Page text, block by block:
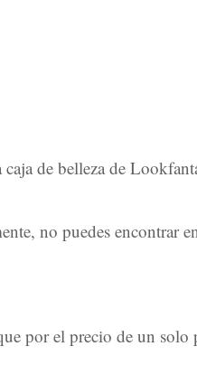
de belleza de
no puedes encontrar
por el precio de un